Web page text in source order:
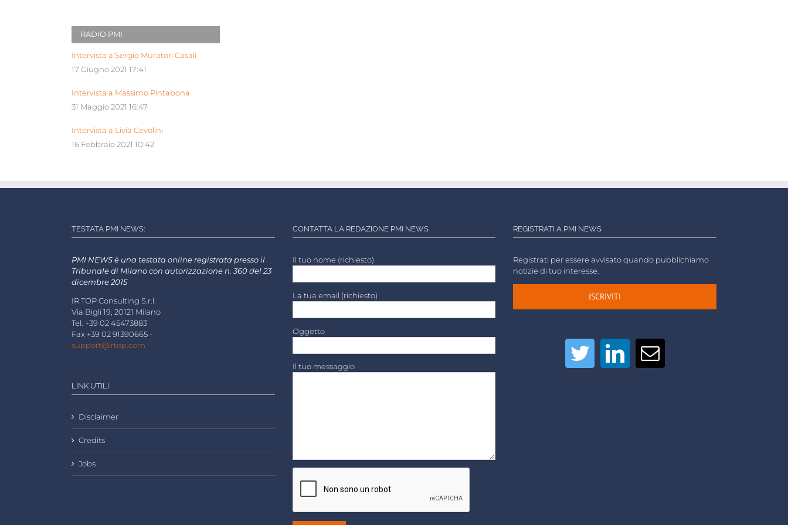
RADIO PMI
Intervista a Sergio Muratori Casali
17 Giugno 2021 17:41
Intervista a Massimo Pintabona
31 Maggio 2021 16:47
Intervista a Livia Cevolini
16 Febbraio 2021 10:42
TESTATA PMI NEWS:
PMI NEWS è una testata online registrata presso il
Tribunale di Milano con autorizzazione n. 360 del 23
dicembre 2015
IR TOP Consulting S.r.l.
Via Bigli 19, 20121 Milano
Tel. +39 02 45473883
Fax +39 02 91390665 -
support@irtop.com
LINK UTILI
Disclaimer
Credits
Jobs
CONTATTA LA REDAZIONE PMI NEWS
Il tuo nome (richiesto)
La tua email (richiesto)
Oggetto
Il tuo messaggio
REGISTRATI A PMI NEWS
Registrati per essere avvisato quando pubblichiamo
notizie di tuo interesse.
ISCRIVITI